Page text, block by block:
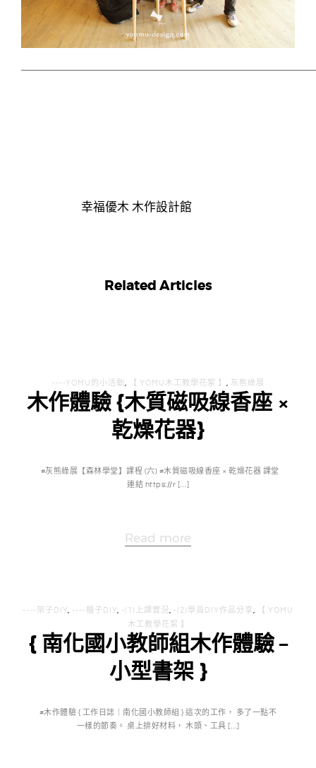
幸福優木 木作設計館
Related Articles
----YOMU的小活動, 【 YOMU木工教學花絮 】 , 灰熊綠展
木作體驗 {木質磁吸線香座 ×
乾燥花器}
#灰熊綠展【森林學堂】課程 (六) #木質磁吸線香座 × 乾燥花器 課堂
連結 https://r […]
Read more
----架子DIY, ----櫃子DIY, -(1)上課實況, -(2)學員DIY作品分享,
【 YOMU
木工教學花絮 】
{ 南化國小教師組木作體驗 –
小型書架 }
#木作體驗 { 工作日誌｜南化國小教師組 } 這次的工作， 多了一點不
一樣的節奏。 桌上排好材料， 木頭、工具 […]